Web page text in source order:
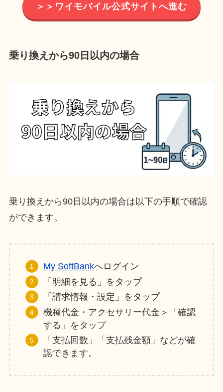
＞＞ワイモバイル公式サイトへ進む
乗り換えから90日以内の場合
乗り換えから90日以内の場合は以下の手順で確認
ができます。
My SoftBankへログイン
「明細を見る」をタップ
「請求情報・設定」をタップ
機種代金・アクセサリー代金＞「確認
する」をタップ
「支払回数」「支払残金額」などが確
認できます。